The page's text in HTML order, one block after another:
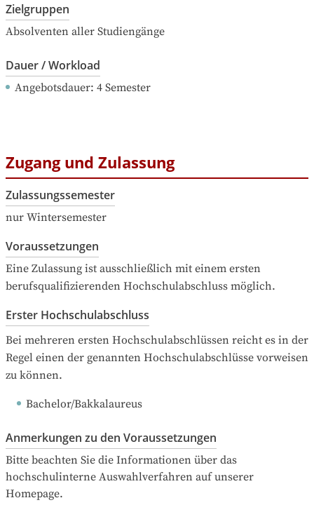
Zielgruppen
Absolventen aller Studiengänge
Dauer / Workload
Angebotsdauer: 4 Semester
Zugang und Zulassung
Zulassungssemester
nur Wintersemester
Voraussetzungen
Eine Zulassung ist ausschließlich mit einem ersten
berufsqualifizierenden Hochschulabschluss möglich.
Erster Hochschulabschluss
Bei mehreren ersten Hochschulabschlüssen reicht es in der
Regel einen der genannten Hochschulabschlüsse vorweisen
zu können.
Bachelor/Bakkalaureus
Anmerkungen zu den Voraussetzungen
Bitte beachten Sie die Informationen über das
hochschulinterne Auswahlverfahren auf unserer
Homepage.